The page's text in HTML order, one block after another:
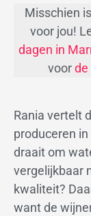
Misschien is
voor jou!
dagen in
voorde
Rania vertelt
produceren
draait om
vergelijkbaar
kwaliteit?
want de